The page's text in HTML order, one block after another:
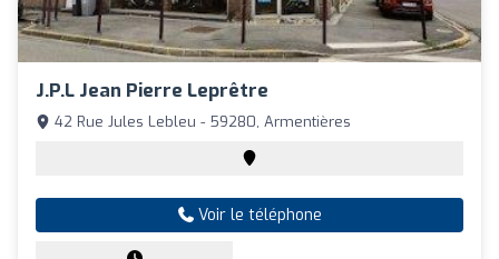
J.p.l Jean Pierre Leprêtre
42 Rue Jules Lebleu - 59280, Armentières
Voir le téléphone